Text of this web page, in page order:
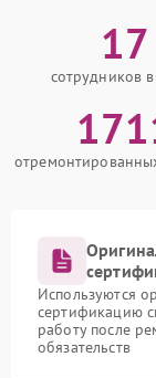
17
сотрудников
Используются
сертификацию
работу после
обязательств